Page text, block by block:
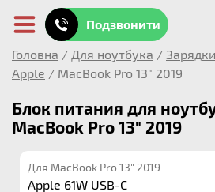
Подзвонити
Головна / Для ноутбука /
Apple / MacBook Pro 13" 2019
Блок питания для
MacBook Pro 13" 2019
Для MacBook Pro 13" 2019
Apple 61W USB-C